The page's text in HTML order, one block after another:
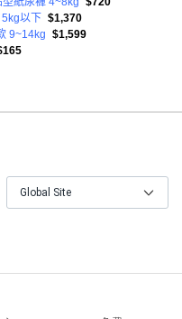
以下 $1,370
9~14kg $1,599
Global Site